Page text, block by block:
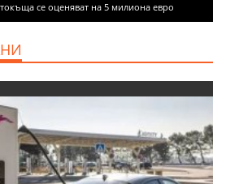
се оценяват на 5 милиона евро